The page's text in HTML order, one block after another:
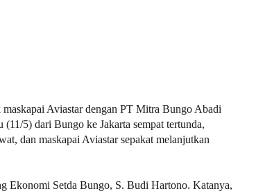
Aviastar dengan PT Mitra Bungo Abadi
5) dari Bungo ke Jakarta sempat tertunda,
dan maskapai Aviastar sepakat melanjutkan
Ekonomi Setda Bungo, S. Budi Hartono. Katanya,